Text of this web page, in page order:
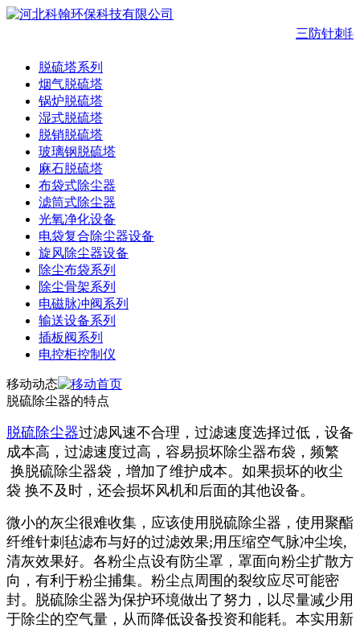
三防针刺
脱硫塔系列
烟气脱硫塔
锅炉脱硫塔
湿式脱硫塔
脱销脱硫塔
玻璃钢脱硫塔
麻石脱硫塔
布袋式除尘器
滤筒式除尘器
光氧净化设备
电袋复合除尘器设备
旋风除尘器设备
除尘布袋系列
除尘骨架系列
电磁脉冲阀系列
输送设备系列
插板阀系列
电控柜控制仪
移动动态
脱硫除尘器的特点
脱硫除尘器过滤风速不合理，过滤速度选择过低，设备
成本高，过滤速度过高，容易损坏除尘器布袋，频繁
换脱硫除尘器袋，增加了维护成本。如果损坏的收尘
袋 换不及时，还会损坏风机和后面的其他设备。
微小的灰尘很难收集，应该使用脱硫除尘器，使用聚酯
纤维针刺毡滤布与好的过滤效果;用压缩空气脉冲尘埃,
清灰效果好。各粉尘点设有防尘罩，罩面向粉尘扩散方
向，有利于粉尘捕集。粉尘点周围的裂纹应尽可能密
封。脱硫除尘器为保护环境做出了努力，以尽量减少用
于除尘的空气量，从而降低设备投资和能耗。本实用新